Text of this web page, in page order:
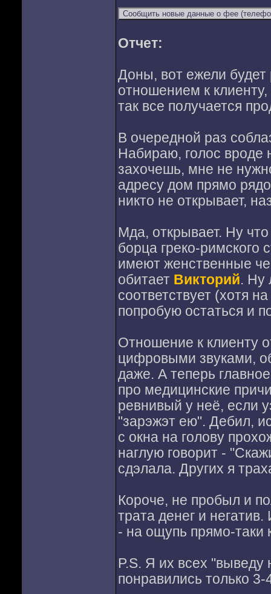
Отчет:
Доны, вот ежели будет
отношением к
так все получается
В очередной раз
Набираю, голос вроде
захочешь, мне не
адресу дом прямо
никто не открывает,
Мда, открывает. Ну что
борца греко-римского
имеют женственные
обитает Викторий. Ну
соответствует (хотя
попробую остаться и
Отношение к клиенту
цифровыми звуками,
даже. А теперь
про медицинские
ревнивый у неё, если
"зарэжэт ею". Дебил,
с окна на голову
наглую говорит -
сдэлала. Других я
Короче, не пробыл и
трата денег и
- на ощупь прямо-таки
P.S. Я их всех "выведу
понравились только